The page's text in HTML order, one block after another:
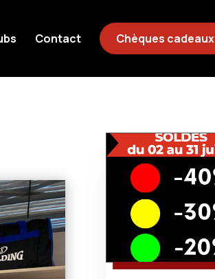
Contact Chèques cadeaux